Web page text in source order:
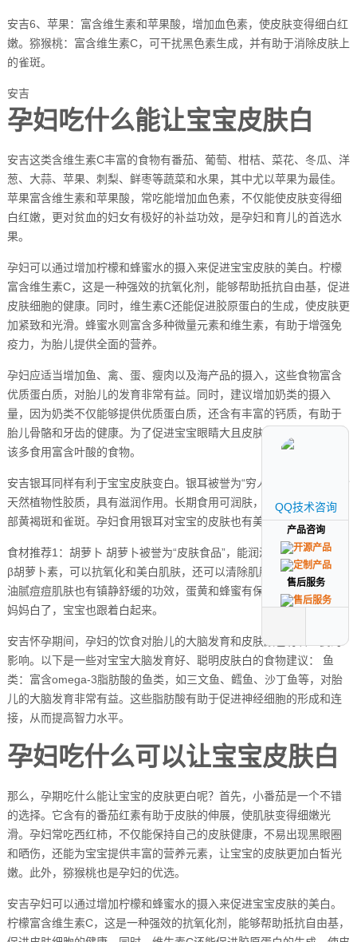
安吉6、苹果：富含维生素和苹果酸，增加血色素，使皮肤变得细白红
嫩。猕猴桃：富含维生素C，可干扰黑色素生成，并有助于消除皮肤上
的雀斑。
安吉
孕妇吃什么能让宝宝皮肤白
安吉这类含维生素C丰富的食物有番茄、葡萄、柑桔、菜花、冬瓜、洋
葱、大蒜、苹果、刺梨、鲜枣等蔬菜和水果，其中尤以苹果为最佳。
苹果富含维生素和苹果酸，常吃能增加血色素，不仅能使皮肤变得细
白红嫩，更对贫血的妇女有极好的补益功效，是孕妇和育儿的首选水
果。
孕妇可以通过增加柠檬和蜂蜜水的摄入来促进宝宝皮肤的美白。柠檬
富含维生素C，这是一种强效的抗氧化剂，能够帮助抵抗自由基，促进
皮肤细胞的健康。同时，维生素C还能促进胶原蛋白的生成，使皮肤更
加紧致和光滑。蜂蜜水则富含多种微量元素和维生素，有助于增强免
疫力，为胎儿提供全面的营养。
孕妇应适当增加鱼、禽、蛋、瘦肉以及海产品的摄入，这些食物富含
优质蛋白质，对胎儿的发育非常有益。同时，建议增加奶类的摄入
量，因为奶类不仅能够提供优质蛋白质，还含有丰富的钙质，有助于
胎儿骨骼和牙齿的健康。为了促进宝宝眼睛大且皮肤白皙，孕妇还应
该多食用富含叶酸的食物。
安吉银耳同样有利于宝宝皮肤变白。银耳被誉为“穷人的燕窝”，它富含
天然植物性胶质，具有滋润作用。长期食用可润肤，并有助于祛除脸
部黄褐斑和雀斑。孕妇食用银耳对宝宝的皮肤也有美白效果。
食材推荐1：胡萝卜 胡萝卜被誉为“皮肤食品”，能润泽肌肤。它所含的
β胡萝卜素，可以抗氧化和美白肌肤，还可以清除肌肤的多余角质，对
油腻痘痘肌肤也有镇静舒缓的功效，蛋黄和蜂蜜有保湿的润肤效果。
妈妈白了，宝宝也跟着白起来。
安吉怀孕期间，孕妇的饮食对胎儿的大脑发育和皮肤颜色有着重要的
影响。以下是一些对宝宝大脑发育好、聪明皮肤白的食物建议： 鱼
类：富含omega-3脂肪酸的鱼类，如三文鱼、鳕鱼、沙丁鱼等，对胎
儿的大脑发育非常有益。这些脂肪酸有助于促进神经细胞的形成和连
接，从而提高智力水平。
孕妇吃什么可以让宝宝皮肤白
那么，孕期吃什么能让宝宝的皮肤更白呢？首先，小番茄是一个不错
的选择。它含有的番茄红素有助于皮肤的伸展，使肌肤变得细嫩光
滑。孕妇常吃西红柿，不仅能保持自己的皮肤健康，不易出现黑眼圈
和晒伤，还能为宝宝提供丰富的营养元素，让宝宝的皮肤更加白皙光
嫩。此外，猕猴桃也是孕妇的优选。
安吉孕妇可以通过增加柠檬和蜂蜜水的摄入来促进宝宝皮肤的美白。
柠檬富含维生素C，这是一种强效的抗氧化剂，能够帮助抵抗自由基，
QQ技术咨询
产品咨询
售后服务
QQ技术咨询
产品咨询
售后服务